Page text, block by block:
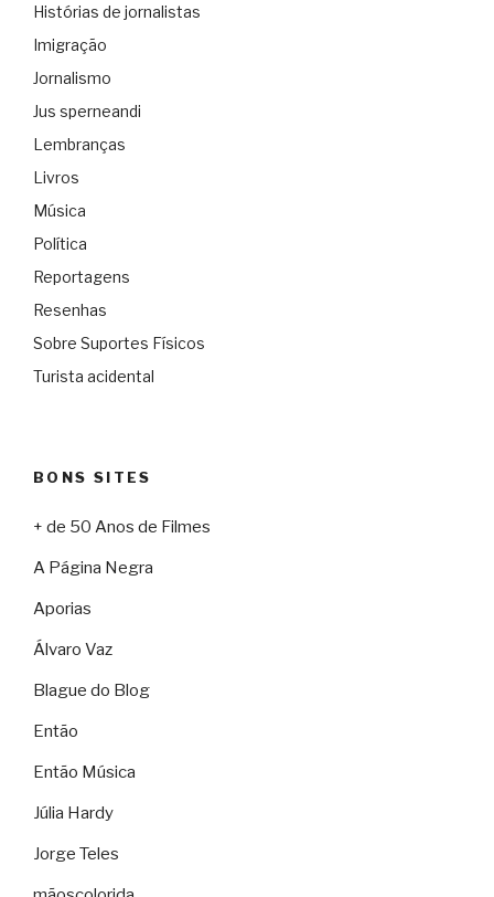
Histórias de jornalistas
Imigração
Jornalismo
Jus sperneandi
Lembranças
Livros
Música
Política
Reportagens
Resenhas
Sobre Suportes Físicos
Turista acidental
BONS SITES
+ de 50 Anos de Filmes
A Página Negra
Aporias
Álvaro Vaz
Blague do Blog
Então
Então Música
Júlia Hardy
Jorge Teles